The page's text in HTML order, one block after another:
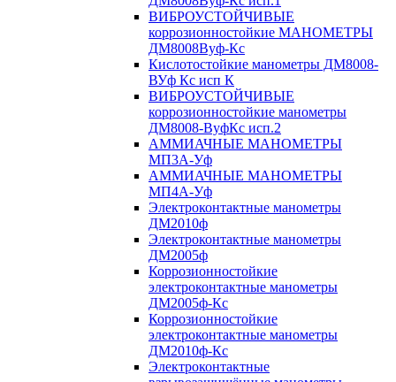
ВИБРОУСТОЙЧИВЫЕ
коррозионностойкие МАНОМЕТРЫ
ДМ8008Вуф-Кс
Кислотостойкие манометры ДМ8008-
ВУф Кс исп К
ВИБРОУСТОЙЧИВЫЕ
коррозионностойкие манометры
ДМ8008-ВуфКс исп.2
АММИАЧНЫЕ МАНОМЕТРЫ
МП3А-Уф
АММИАЧНЫЕ МАНОМЕТРЫ
МП4А-Уф
Электроконтактные манометры
ДМ2010ф
Электроконтактные манометры
ДМ2005ф
Коррозионностойкие
электроконтактные манометры
ДМ2005ф-Кс
Коррозионностойкие
электроконтактные манометры
ДМ2010ф-Кс
Электроконтактные